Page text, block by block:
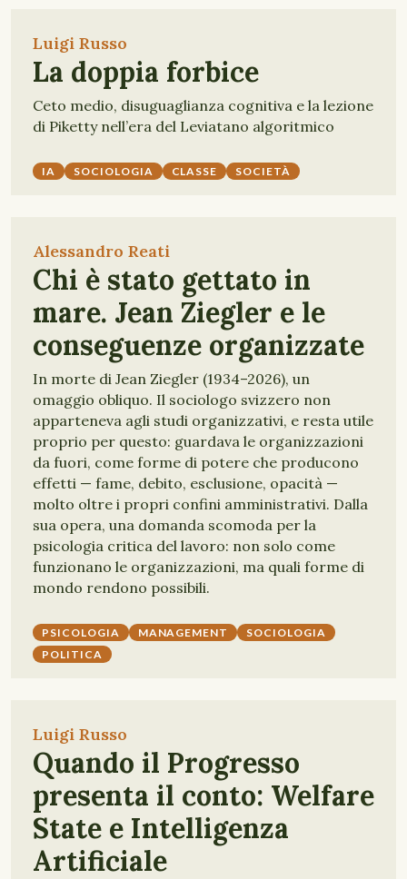
Luigi Russo
La doppia forbice
Ceto medio, disuguaglianza cognitiva e la lezione
di Piketty nell’era del Leviatano algoritmico
IA SOCIOLOGIA CLASSE SOCIETÀ
Alessandro Reati
Chi è stato gettato in
mare. Jean Ziegler e le
conseguenze organizzate
In morte di Jean Ziegler (1934–2026), un
omaggio obliquo. Il sociologo svizzero non
apparteneva agli studi organizzativi, e resta utile
proprio per questo: guardava le organizzazioni
da fuori, come forme di potere che producono
effetti — fame, debito, esclusione, opacità —
molto oltre i propri confini amministrativi. Dalla
sua opera, una domanda scomoda per la
psicologia critica del lavoro: non solo come
funzionano le organizzazioni, ma quali forme di
mondo rendono possibili.
PSICOLOGIA MANAGEMENT
SOCIOLOGIA
POLITICA
Luigi Russo
Quando il Progresso
presenta il conto: Welfare
State e Intelligenza
Artificiale